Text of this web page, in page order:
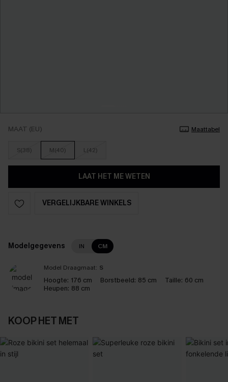
MAAT (EU) Maattabel
S(38) M(40) L(42)
LAAT HET ME WETEN
VERGELIJKBARE WINKELS
Modelgegevens IN CM
Model Draagmaat: S
Hoogte: 176 cm Borstbeeld: 85 cm Taille: 60 cm
Heupen: 88 cm
KOOP HET MET